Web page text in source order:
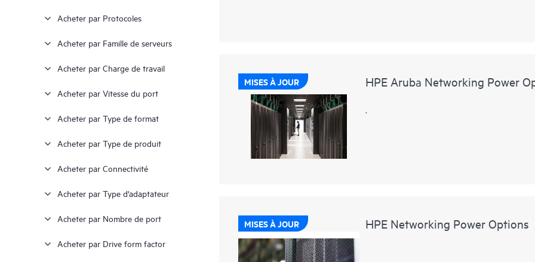
Acheter par Protocoles
Acheter par Famille de serveurs
Acheter par Charge de travail
Acheter par Vitesse du port
Acheter par Type de format
Acheter par Type de produit
Acheter par Connectivité
Acheter par Type d'adaptateur
Acheter par Nombre de port
Acheter par Drive form factor
MISES À JOUR HPE Aruba Networking Power
.
MISES À JOUR HPE Networking Power Options